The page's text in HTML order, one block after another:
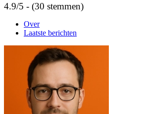
4.9/5 - (30 stemmen)
Over
Laatste berichten